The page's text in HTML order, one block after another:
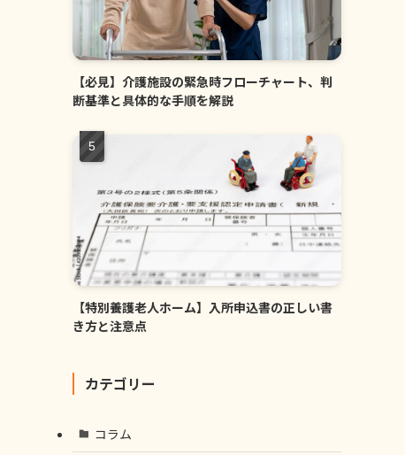
【必見】介護施設の緊急時フローチャート、判
断基準と具体的な手順を解説
【特別養護老人ホーム】入所申込書の正しい書
き方と注意点
カテゴリー
コラム